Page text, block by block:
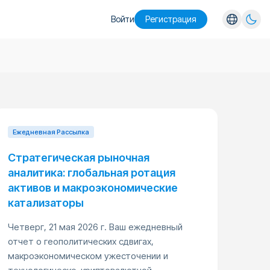
Войти Pегистрация
Ежедневная Pассылка
Стратегическая рыночная
аналитика: глобальная ротация
активов и макроэкономические
катализаторы
Четверг, 21 мая 2026 г. Ваш ежедневный
отчет о геополитических сдвигах,
макроэкономическом ужесточении и